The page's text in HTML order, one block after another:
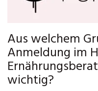
Aus welchem
Anmeldung im
wichtig?